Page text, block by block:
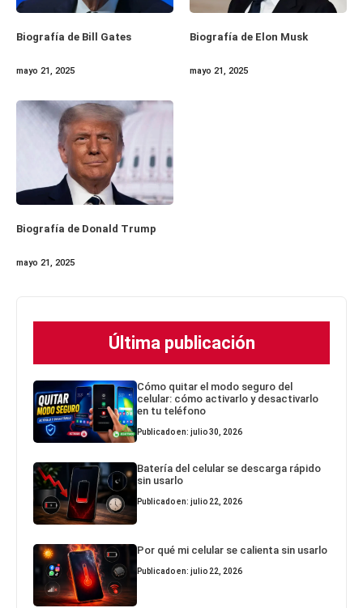
Biografía de Bill Gates
mayo 21, 2025
Biografía de Elon Musk
mayo 21, 2025
Biografía de Donald Trump
mayo 21, 2025
Última publicación
Cómo quitar el modo seguro del
celular: cómo activarlo y desactivarlo
en tu teléfono
Publicado en: julio 30, 2026
Batería del celular se descarga rápido
sin usarlo
Publicado en: julio 22, 2026
Por qué mi celular se calienta sin usarlo
Publicado en: julio 22, 2026